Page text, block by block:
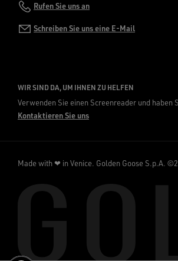
Rufen Sie uns an
Schreiben Sie uns eine E-Mail
WIR SIND DA, UM IHNEN ZU HELFEN
Verwenden Sie einen Screenreader und haben
Kontaktieren Sie uns
Made with ❤ in Venice. Golden Goose S.p.A.